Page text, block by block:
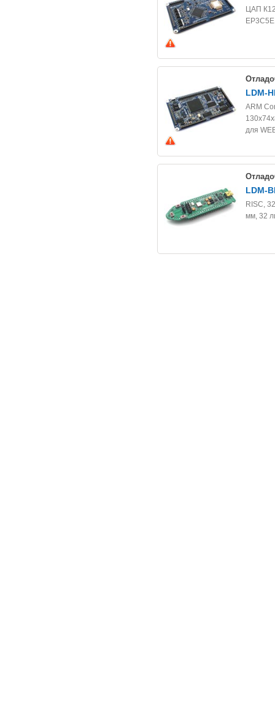
ЦАП
LDM-
ARM
для
LDM-
RISC,
мм, 32